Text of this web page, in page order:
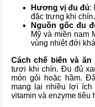
Hương vị đu đủ:
đặc trưng khi chín.
Nguồn gốc đu
Mỹ và miền nam
vùng nhiệt đới
Cách chế biến và ăn
tươi khi chín. Đu đủ
món gỏi hoặc hầm.
mang lại nhiều lợi
vitamin và enzyme tiêu